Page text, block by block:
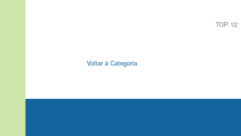
TOP 12:
Voltar à Categoria